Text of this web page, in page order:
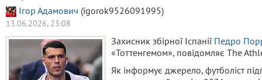
Ігор Адамович (igorok9526091995)
13.06.2026, 23:08
Захисник збірної Іспанії Педро
«Тоттенгемом», повідомляє The
Як інформує джерело, футболіст